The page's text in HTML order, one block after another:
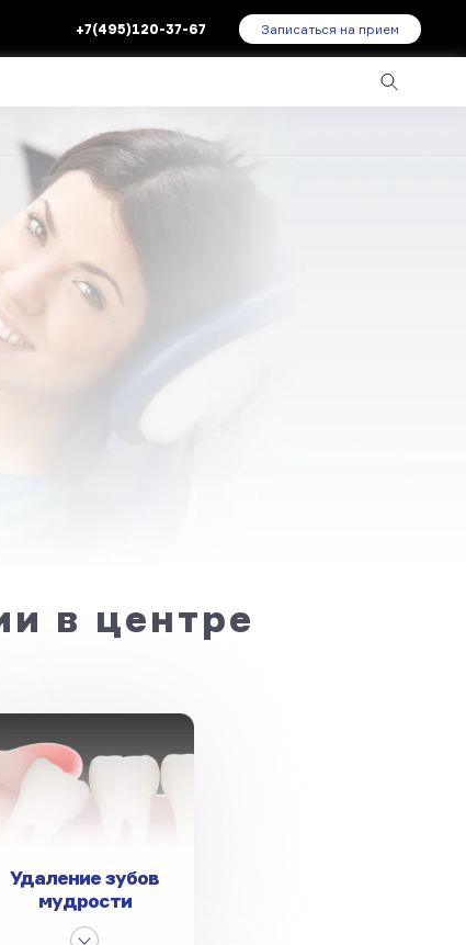
в центре
Удаление зубов
мудрости
+7(495)120-37-67 Записаться на прием